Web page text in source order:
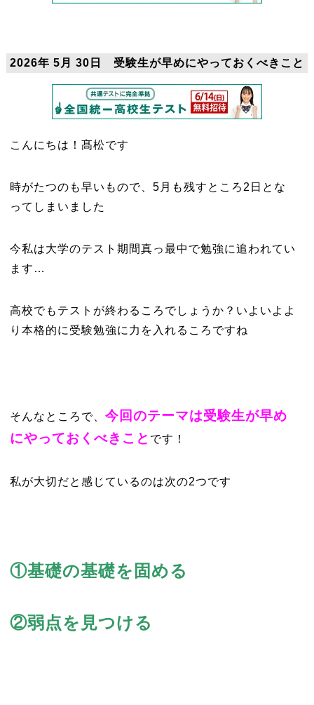
2026年 5月 30日 受験生が早めにやっておくべきこと
こんにちは！髙松です
時がたつのも早いもので、5月も残すところ2日とな
ってしまいました
今私は大学のテスト期間真っ最中で勉強に追われてい
ます…
高校でもテストが終わるころでしょうか？いよいよよ
り本格的に受験勉強に力を入れるころですね
そんなところで、 今回のテーマは受験生が早め
にやっておくべきこと です！
私が大切だと感じているのは次の2つです
①基礎の基礎を固める
②弱点を見つける